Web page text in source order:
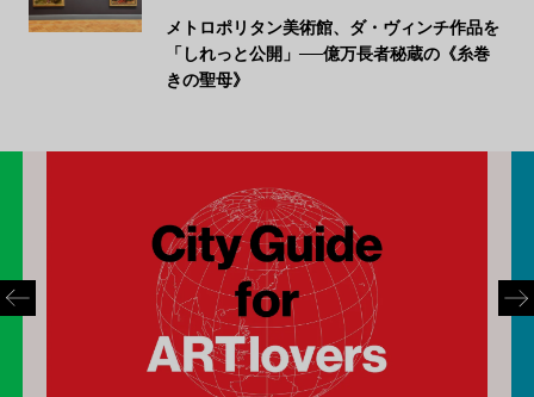
メトロポリタン美術館、ダ・ヴィンチ作品を
「しれっと公開」──億万長者秘蔵の《糸巻
きの聖母》